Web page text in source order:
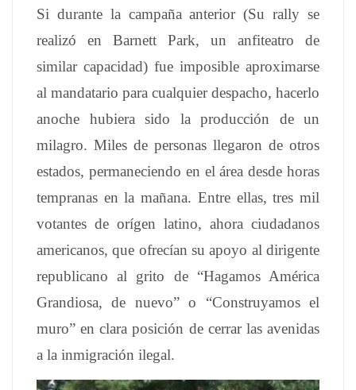
Si durante la campaña anterior (Su rally se
realizó en Barnett Park, un anfiteatro de
similar capacidad) fue imposible aproximarse
al mandatario para cualquier despacho, hacerlo
anoche hubiera sido la producción de un
milagro. Miles de personas llegaron de otros
estados, permaneciendo en el área desde horas
tempranas en la mañana. Entre ellas, tres mil
votantes de orígen latino, ahora ciudadanos
americanos, que ofrecían su apoyo al dirigente
republicano al grito de “Hagamos América
Grandiosa, de nuevo” o “Construyamos el
muro” en clara posición de cerrar las avenidas
a la inmigración ilegal.